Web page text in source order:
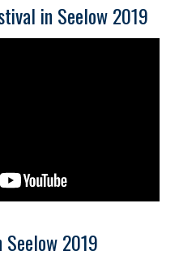
in Seelow 2019
Seelow 2019